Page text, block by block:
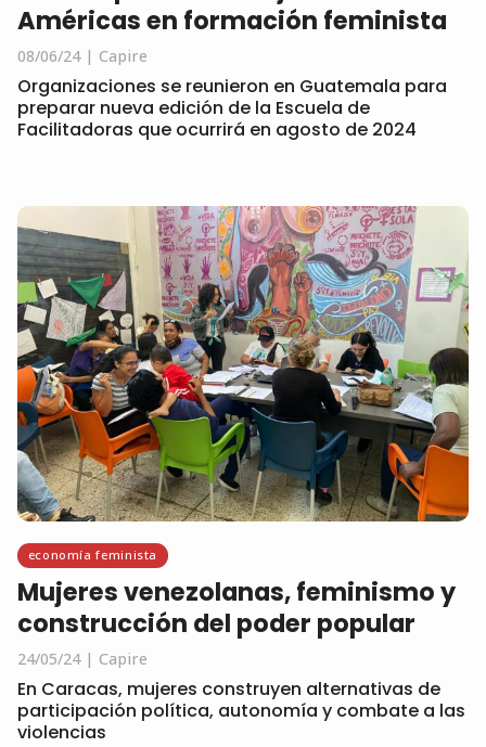
Américas en formación feminista
08/06/24 Capire
Organizaciones se reunieron en Guatemala para
preparar nueva edición de la Escuela de
Facilitadoras que ocurrirá en agosto de 2024
economía feminista
Mujeres venezolanas, feminismo y
construcción del poder popular
24/05/24 Capire
En Caracas, mujeres construyen alternativas de
participación política, autonomía y combate a las
violencias